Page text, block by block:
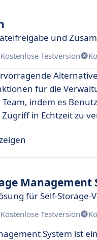
und
Kostenlose Testversion
für die
indem es
in Echtzeit zu
Management
für Self-Storage-
Kostenlose Testversion
System ist